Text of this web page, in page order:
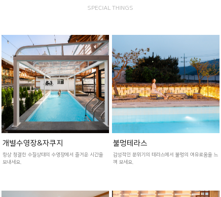
SPECIAL THINGS
개별수영장&자쿠지
항상 청결한 수질상태의 수영장에서 즐거운 시간을
보내세요.
불멍테라스
감성적인 분위기의 테라스에서 불멍의 여유로움을 느
껴 보세요.